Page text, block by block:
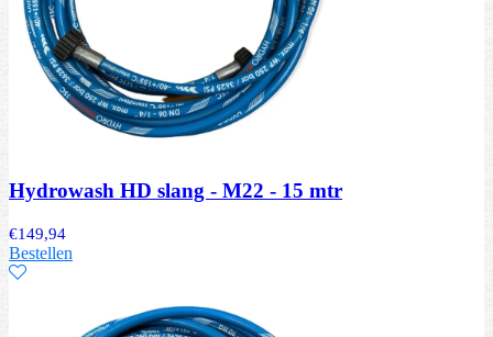
Hydrowash HD slang - M22 - 15 mtr
€149,94
Bestellen